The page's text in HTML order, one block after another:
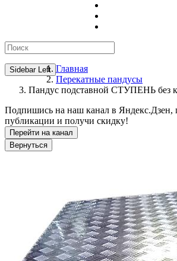
Sidebar Left Главная
Перекатные пандусы
Пандус подставной СТУПЕНЬ без
Подпишись на наш канал в Яндекс.Дзен,
публикации и получи скидку!